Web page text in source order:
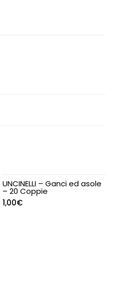
UNCINELLI – Ganci ed asole
– 20 Coppie
1,00€